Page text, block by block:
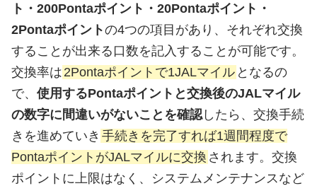
ト・200Pontaポイント・20Pontaポイント・
2Pontaポイントの4つの項目があり、それぞれ交換
することが出来る口数を記入することが可能です。
交換率は 2Pontaポイントで1JALマイル となるの
で、 使用するPontaポイントと交換後のJALマイル
の数字に間違いがないことを確認したら、交換手続
きを進めていき 手続きを完了すれば1週間程度で
PontaポイントがJALマイルに交換 されます。交換
ポイントに上限はなく、システムメンテナンスなど